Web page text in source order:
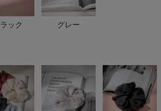
ック グレー